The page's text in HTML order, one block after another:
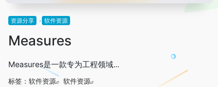
资源分享 软件资源
Measures
Measures是一款专为工程领域...
标签： 软件资源 软件资源